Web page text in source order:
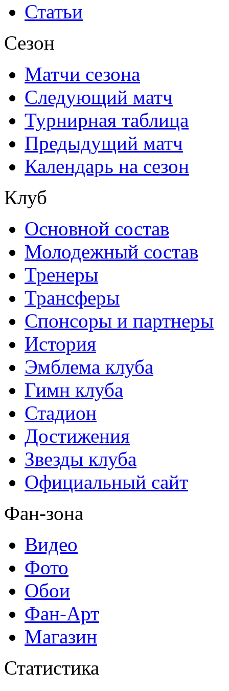
Статьи
Сезон
Матчи сезона
Следующий матч
Турнирная таблица
Предыдущий матч
Календарь на сезон
Клуб
Основной состав
Молодежный состав
Тренеры
Трансферы
Спонсоры и партнеры
История
Эмблема клуба
Гимн клуба
Стадион
Достижения
Звезды клуба
Официальный сайт
Фан-зона
Видео
Фото
Обои
Фан-Арт
Магазин
Статистика